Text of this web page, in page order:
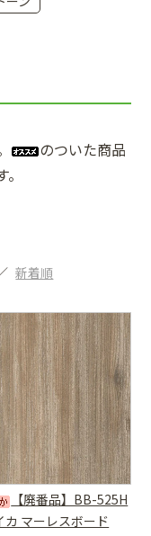
のついた商品
新着順
【廃番品】BB-525H
カ マーレスボード